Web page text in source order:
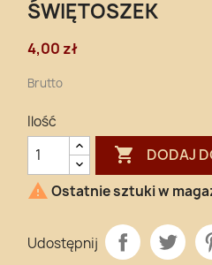
ŚWIĘTOSZEK
4,00 zł
Brutto
Ilość
 DODAJ
 Ostatnie sztuki w
Udostępnij